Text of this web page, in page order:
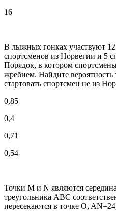
16
В лыжных гонках участвуют
спортсменов из Норвегии и 5
Порядок, в котором
жребием. Найдите вероятность
стартовать спортсмен не из
0,85
0,4
0,71
0,54
Точки M и N являются
треугольника ABC
пересекаются в точке O,